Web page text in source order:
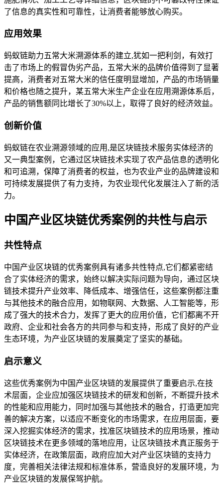
了信息的真实性和可靠性，让消费者能够放心购买。
应用效果
蚂蚁链助力五常大米溯源体系的建立,犹如一把利剑，有效打
击了市场上的假冒伪劣产品，五常大米的品牌价值得到了显著
提高，消费者对五常大米的信任度明显增加，产品的市场销量
和价格也随之提升，某五常大米生产企业在应用溯源体系后，
产品的销售额同比增长了30%以上，取得了良好的经济效益。
创新价值
蚂蚁链在农业溯源领域的应用,是区块链技术服务实体经济的
又一典型案例，它通过区块链技术实现了农产品信息的透明化
和可追溯，保障了消费者的权益，也为农业产业的品牌建设和
可持续发展提供了有力支持，为农业现代化发展注入了新的活
力。
中国产业区块链优秀案例的共性与启示
共性特点
中国产业区块链的优秀案例具有诸多共性特点,它们都紧密结
合了实体经济的需求，始终以解决实际问题为导向，通过区块
链技术提升产业效率、降低成本、增强信任，这些案例都注重
与其他技术的融合应用，如物联网、大数据、人工智能等，形
成了强大的技术合力，发挥了更大的应用价值，它们都离不开
政府、企业和社会各方的共同参与和支持，形成了良好的产业
生态环境，为产业区块链的发展奠定了坚实的基础。
启示意义
这些优秀案例为中国产业区块链的发展提供了重要启示,在技
术层面，企业应加强区块链技术的研发和创新，不断提升技术
的性能和应用能力，同时加强与其他技术的融合，打造更加完
善的解决方案，以适应不断变化的市场需求，在应用层面，要
深入挖掘实体经济的需求，找准区块链技术的应用场景，推动
区块链技术在更多领域的落地应用，让区块链技术真正服务于
实体经济，在政策层面，政府应加大对产业区块链的支持力
度，完善相关法律法规和标准体系，营造良好的发展环境，为
产业区块链的发展保驾护航。